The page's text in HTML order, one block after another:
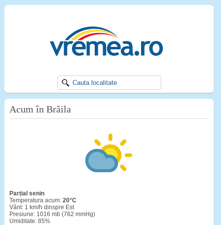
Acum în Brăila
Parțial senin
Temperatura acum: 20°C
Vânt: 1 km/h dinspre Est
Presiune: 1016 mb (762 mmHg)
Umiditate: 85%